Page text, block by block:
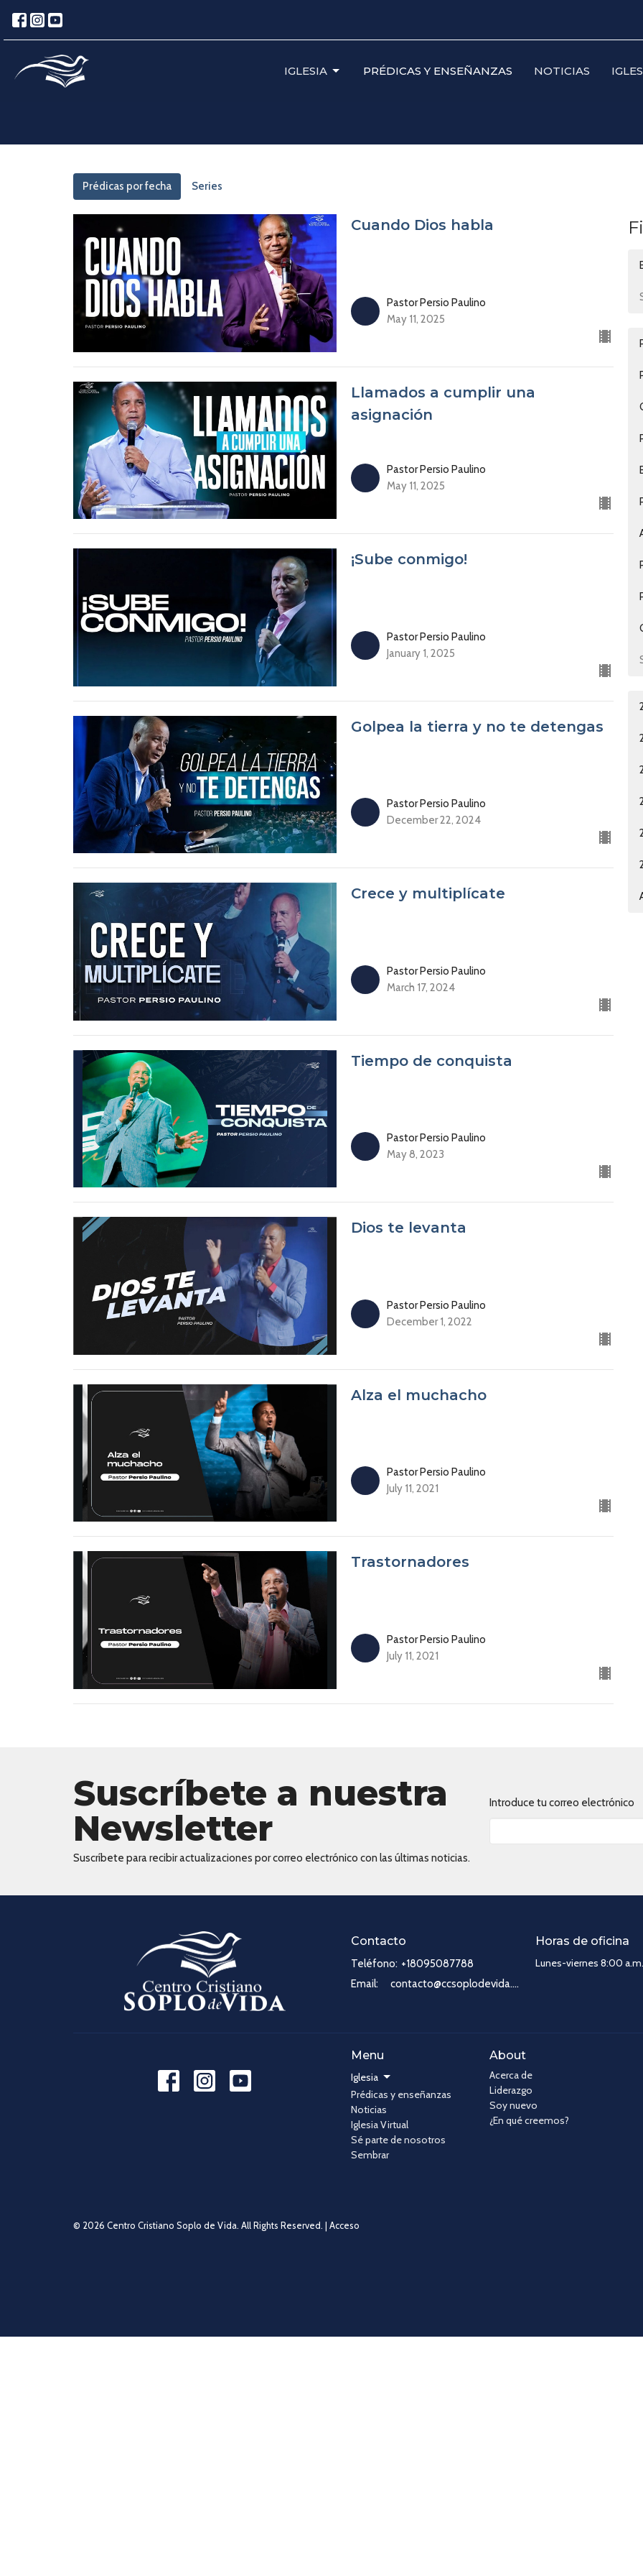
IGLESIA PRÉDICAS Y ENSEÑANZAS NOTICIAS
Prédicas por fecha Series
Cuando Dios habla
Pastor Persio Paulino
May 11, 2025
Llamados a cumplir una
asignación
Pastor Persio Paulino
May 11, 2025
¡Sube conmigo!
Pastor Persio Paulino
January 1, 2025
Golpea la tierra y no te detengas
Pastor Persio Paulino
December 22, 2024
Crece y multiplícate
Pastor Persio Paulino
March 17, 2024
Tiempo de conquista
Pastor Persio Paulino
May 8, 2023
Dios te levanta
Pastor Persio Paulino
December 1, 2022
Alza el muchacho
Pastor Persio Paulino
July 11, 2021
Trastornadores
Pastor Persio Paulino
July 11, 2021
Suscríbete a nuestra
Newsletter
Suscríbete para recibir actualizaciones por correo electrónico con las últimas noticias.
Introduce tu correo electrónico
Contacto
Teléfono: +18095087788
Email: contacto@ccsoplodevida.com
Horas de oficina
Lunes-viernes 8:00
Menu
Iglesia
Prédicas y enseñanzas
Noticias
Iglesia Virtual
Sé parte de nosotros
Sembrar
About
Acerca de
Liderazgo
Soy nuevo
¿En qué creemos?
© 2026 Centro Cristiano Soplo de Vida. All Rights Reserved. | Acceso